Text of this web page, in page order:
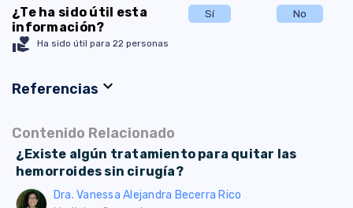
¿Te ha sido útil esta
información?
Sí No
volunteer_activism Ha sido útil para 22 personas
Referencias expand_more
Contenido Relacionado
¿Existe algún tratamiento para quitar las
hemorroides sin cirugía?
Dra. Vanessa Alejandra Becerra Rico